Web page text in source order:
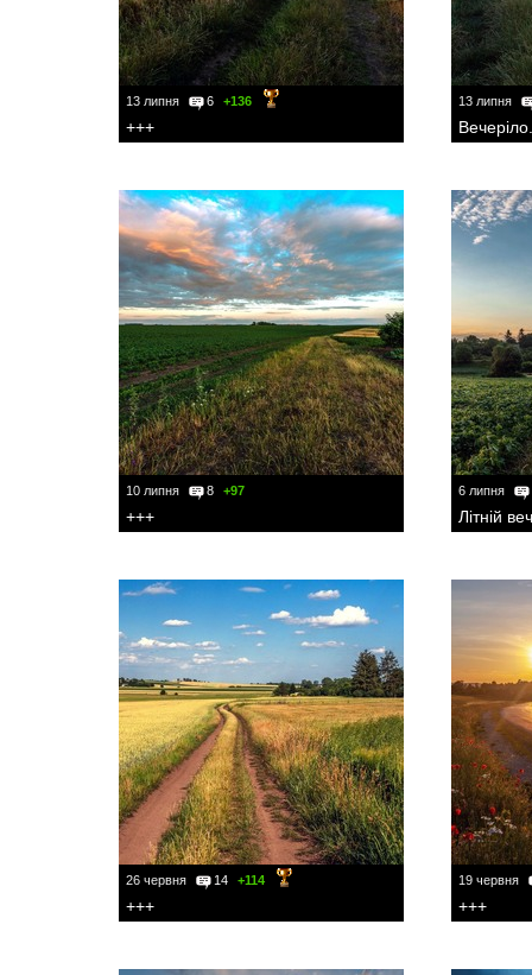
13 липня 6 +136
+++
13 липня
Вечеріло.
10 липня 8 +97
+++
6 липня
Літній
26 червня 14 +114
+++
19 червня
+++